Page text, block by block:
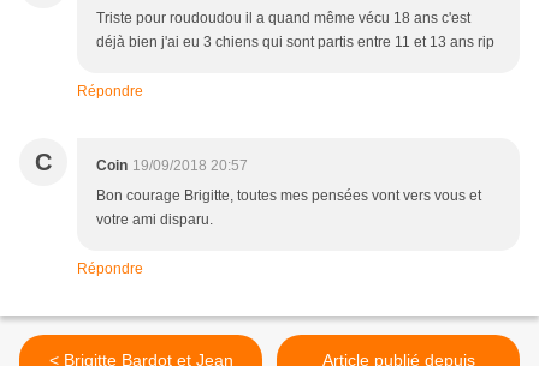
Triste pour roudoudou il a quand même vécu 18 ans c'est
déjà bien j'ai eu 3 chiens qui sont partis entre 11 et 13 ans rip
Répondre
C Coin 19/09/2018 20:57
Bon courage Brigitte, toutes mes pensées vont vers vous et
votre ami disparu.
Répondre
< Brigitte Bardot et Jean
Article publié depuis